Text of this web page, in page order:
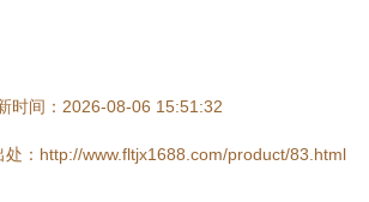
时间：2026-08-06 15:51:32
处：http://www.fltjx1688.com/product/83.html